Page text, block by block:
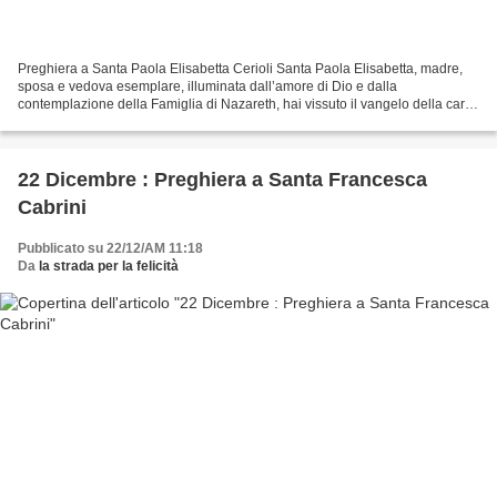
Preghiera a Santa Paola Elisabetta Cerioli Santa Paola Elisabetta, madre,
sposa e vedova esemplare, illuminata dall’amore di Dio e dalla
contemplazione della Famiglia di Nazareth, hai vissuto il vangelo della carità
22 Dicembre : Preghiera a Santa Francesca
Cabrini
Pubblicato su 22/12/AM 11:18
Da la strada per la felicità